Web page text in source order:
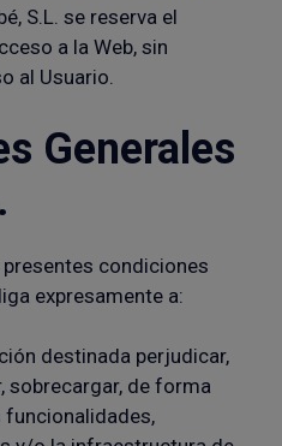
S.L. se reserva el
a la Web, sin
al Usuario.
Generales
presentes condiciones
expresamente a:
destinada perjudicar,
sobrecargar, de forma